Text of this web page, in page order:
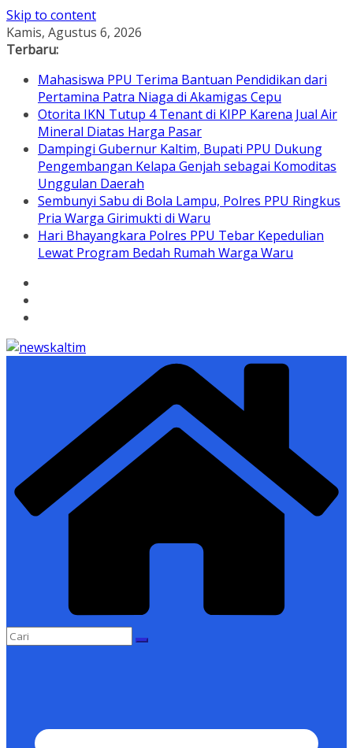
Skip to content
Kamis, Agustus 6, 2026
Terbaru:
Mahasiswa PPU Terima Bantuan Pendidikan dari
Pertamina Patra Niaga di Akamigas Cepu
Otorita IKN Tutup 4 Tenant di KIPP Karena Jual Air
Mineral Diatas Harga Pasar
Dampingi Gubernur Kaltim, Bupati PPU Dukung
Pengembangan Kelapa Genjah sebagai Komoditas
Unggulan Daerah
Sembunyi Sabu di Bola Lampu, Polres PPU Ringkus
Pria Warga Girimukti di Waru
Hari Bhayangkara Polres PPU Tebar Kepedulian
Lewat Program Bedah Rumah Warga Waru